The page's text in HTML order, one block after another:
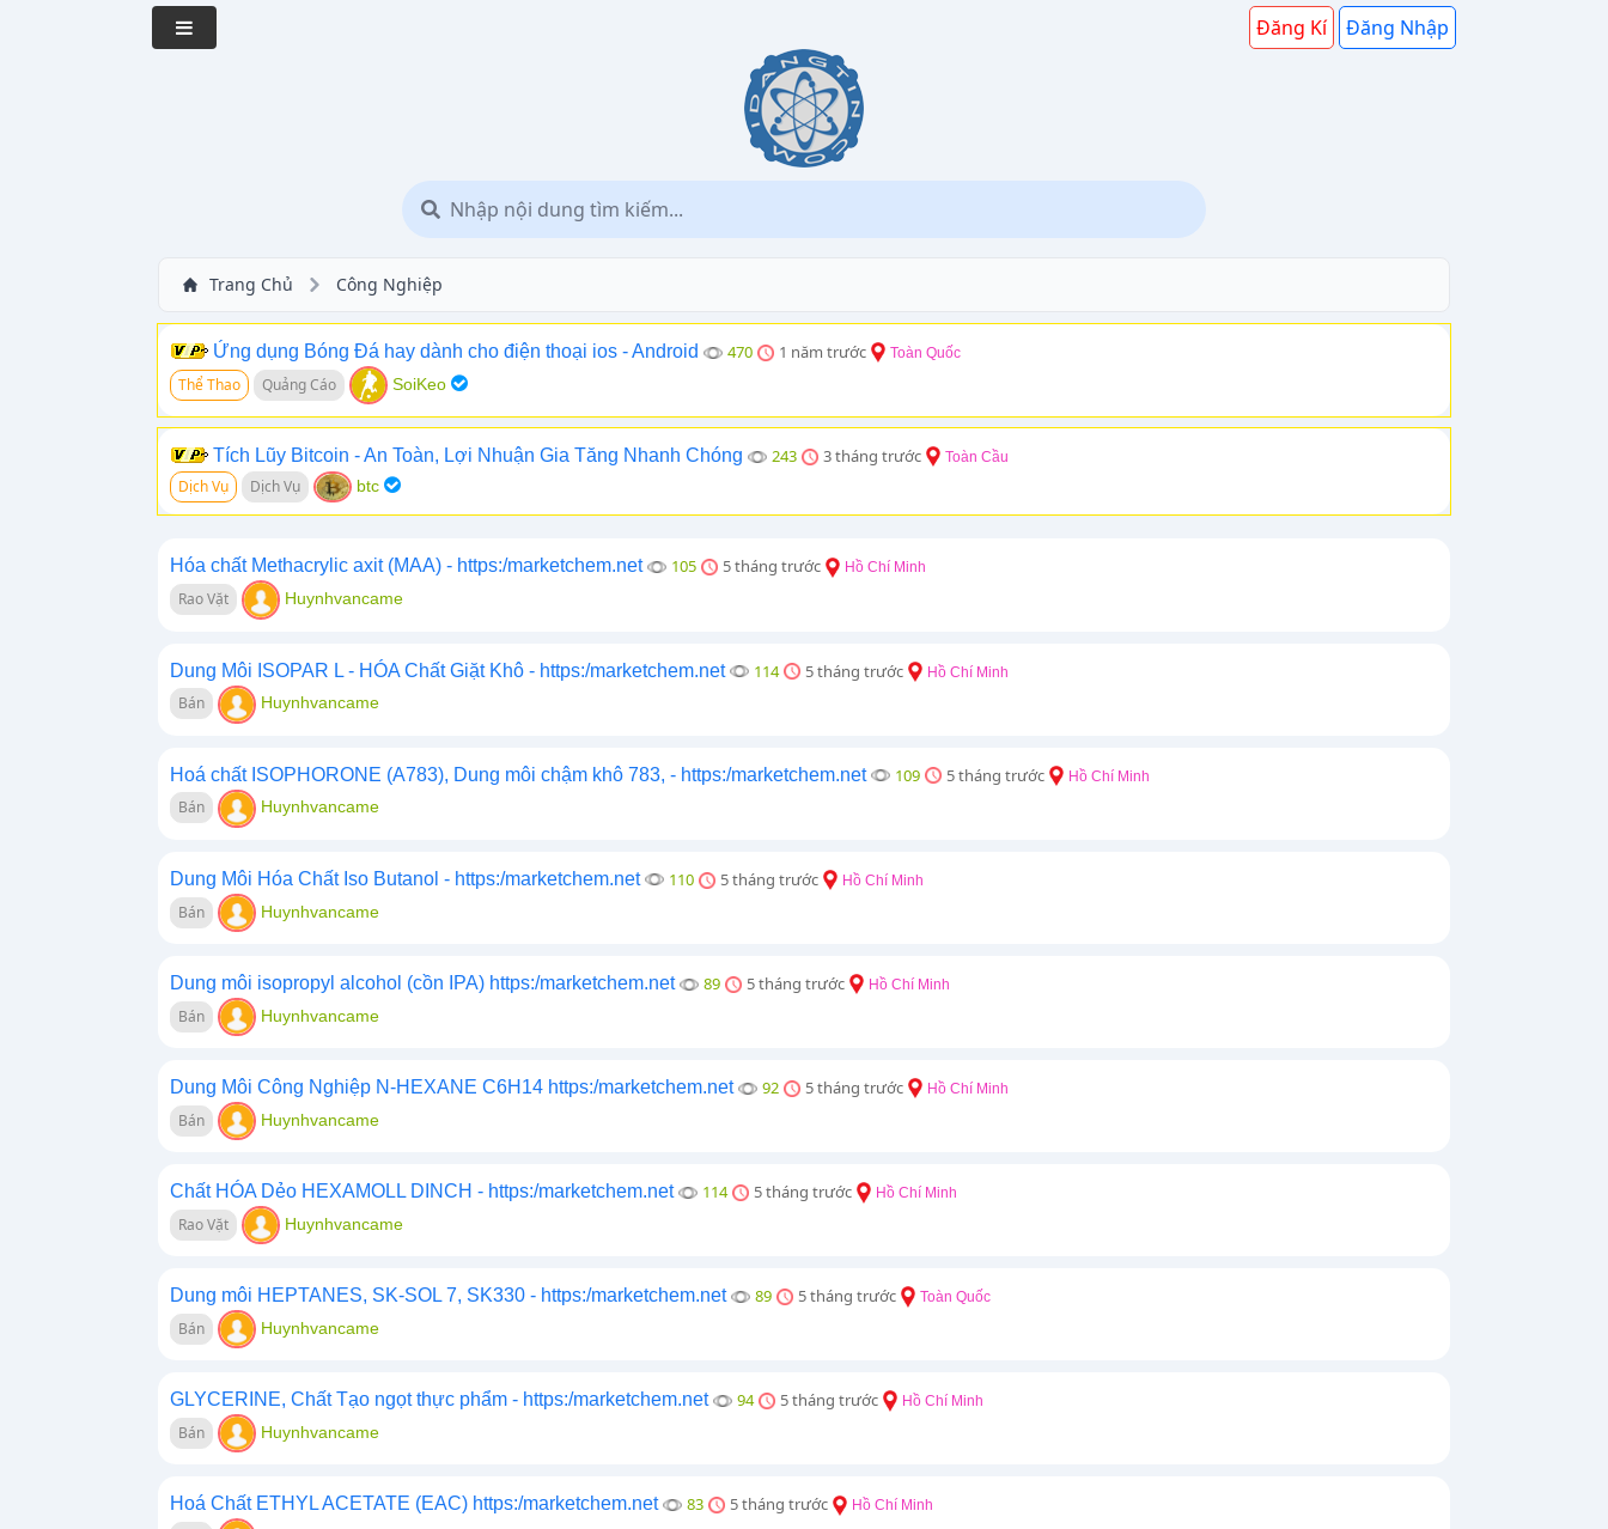
Đăng Kí Đăng Nhập
Trang Chủ Công Nghiệp
Ứng dụng Bóng Đá hay dành cho điện thoại ios - Android 470 1 năm trước Toàn Quốc
Thể Thao Quảng Cáo SoiKeo
Tích Lũy Bitcoin - An Toàn, Lợi Nhuận Gia Tăng Nhanh Chóng 243 3 tháng trước Toàn Cầu
Dịch Vụ Dịch Vụ btc
Hóa chất Methacrylic axit (MAA) - https:/marketchem.net 105 5 tháng trước Hồ Chí Minh
Rao Vặt Huynhvancame
Dung Môi ISOPAR L - HÓA Chất Giặt Khô - https:/marketchem.net 114 5 tháng trước Hồ Chí Minh
Bán Huynhvancame
Hoá chất ISOPHORONE (A783), Dung môi chậm khô 783, - https:/marketchem.net 109 5 tháng trước Hồ Chí Minh
Bán Huynhvancame
Dung Môi Hóa Chất Iso Butanol - https:/marketchem.net 110 5 tháng trước Hồ Chí Minh
Bán Huynhvancame
Dung môi isopropyl alcohol (cồn IPA) https:/marketchem.net 89 5 tháng trước Hồ Chí Minh
Bán Huynhvancame
Dung Môi Công Nghiệp N-HEXANE C6H14 https:/marketchem.net 92 5 tháng trước Hồ Chí Minh
Bán Huynhvancame
Chất HÓA Dẻo HEXAMOLL DINCH - https:/marketchem.net 114 5 tháng trước Hồ Chí Minh
Rao Vặt Huynhvancame
Dung môi HEPTANES, SK-SOL 7, SK330 - https:/marketchem.net 89 5 tháng trước Toàn Quốc
Bán Huynhvancame
GLYCERINE, Chất Tạo ngọt thực phẩm - https:/marketchem.net 94 5 tháng trước Hồ Chí Minh
Bán Huynhvancame
Hoá Chất ETHYL ACETATE (EAC) https:/marketchem.net 83 5 tháng trước Hồ Chí Minh